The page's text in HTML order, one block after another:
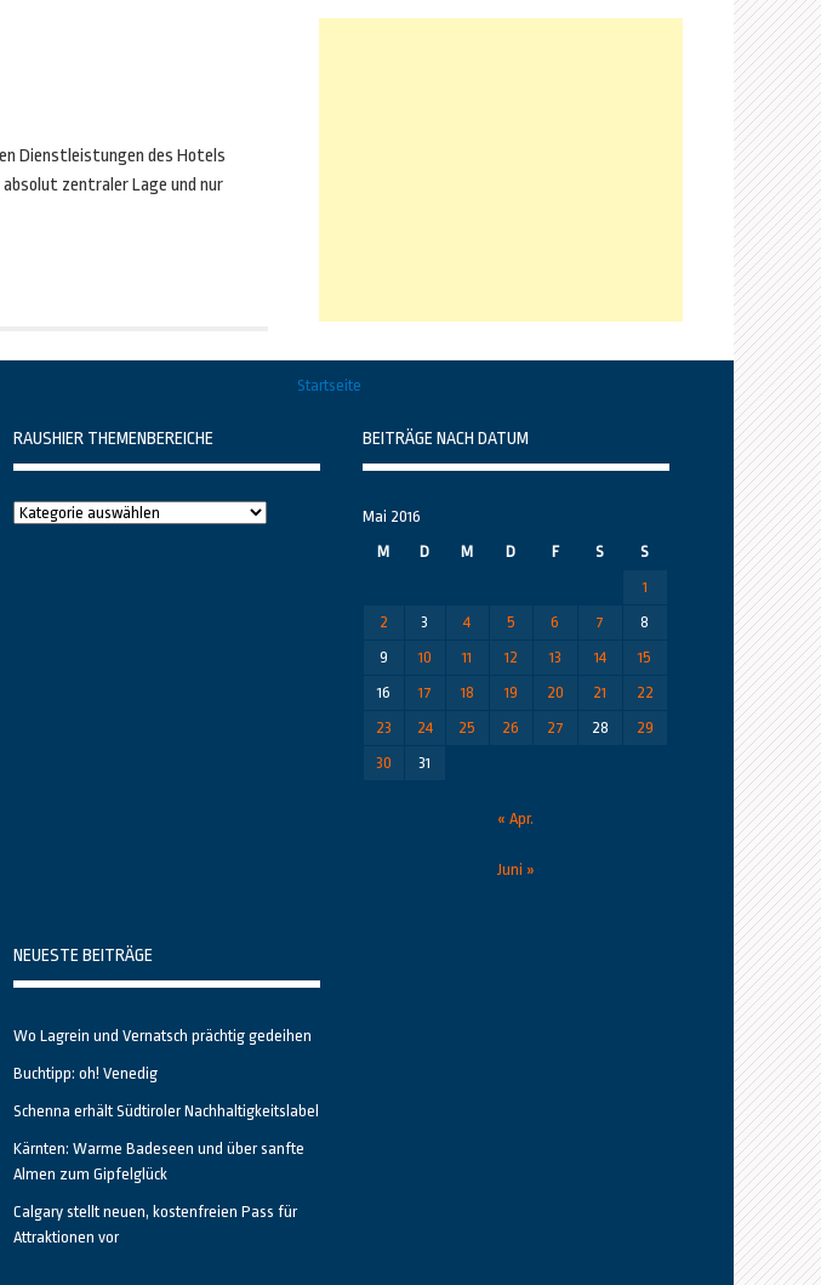
Dienstleistungen des Hotels
zentraler Lage und nur
Startseite
RAUSHIER THEMENBEREICHE
Raushier
BEITRÄGE NACH DATUM
Mai 2016
M
D M D F S
S
1
2
3 4 5 6 7
8
9
10 11 12 13 14
15
16
17 18 19 20 21
22
23
24 25 26 27 28
29
30
31
« Apr.
Juni »
NEUESTE BEITRÄGE
Wo Lagrein und Vernatsch prächtig gedeihen
Buchtipp: oh! Venedig
Schenna erhält Südtiroler Nachhaltigkeitslabel
Kärnten: Warme Badeseen und über sanfte
Almen zum Gipfelglück
Calgary stellt neuen, kostenfreien Pass für
Attraktionen vor